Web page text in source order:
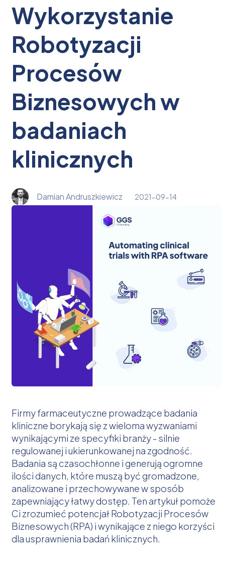
Wykorzystanie
Robotyzacji
Procesów
Biznesowych w
badaniach
klinicznych
Damian Andruszkiewicz 2021-09-14
Firmy farmaceutyczne prowadzące badania
kliniczne borykają się z wieloma wyzwaniami
wynikającymi ze specyfiki branży - silnie
regulowanej i ukierunkowanej na zgodność.
Badania są czasochłonne i generują ogromne
ilości danych, które muszą być gromadzone,
analizowane i przechowywane w sposób
zapewniający łatwy dostęp. Ten artykuł pomoże
Ci zrozumieć potencjał Robotyzacji Procesów
Biznesowych (RPA) i wynikające z niego korzyści
dla usprawnienia badań klinicznych.